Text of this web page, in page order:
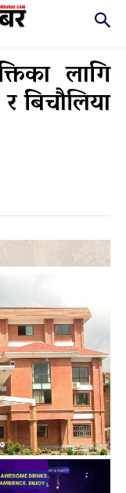
लागि
बिचौलिया